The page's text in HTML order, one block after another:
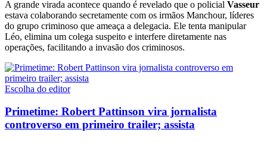
A grande virada acontece quando é revelado que o policial Vasseur
estava colaborando secretamente com os irmãos Manchour, líderes
do grupo criminoso que ameaça a delegacia. Ele tenta manipular
Léo, elimina um colega suspeito e interfere diretamente nas
operações, facilitando a invasão dos criminosos.
Escolha do editor
Primetime: Robert Pattinson vira jornalista
controverso em primeiro trailer; assista